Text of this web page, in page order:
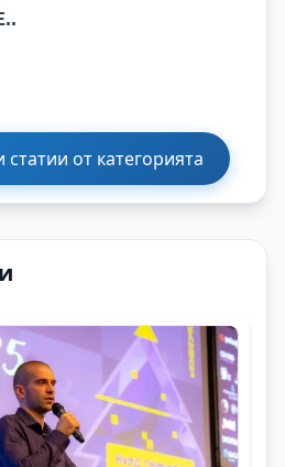
от категорията